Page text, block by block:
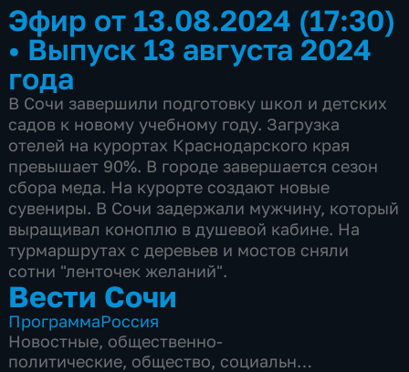
Эфир от 13.08.2024 (17:30)
• Выпуск 13 августа 2024
года
В Сочи завершили подготовку школ и детских
садов к новому учебному году. Загрузка
отелей на курортах Краснодарского края
превышает 90%. В городе завершается сезон
сбора меда. На курорте создают новые
сувениры. В Сочи задержали мужчину, который
выращивал коноплю в душевой кабине. На
турмаршрутах с деревьев и мостов сняли
сотни "ленточек желаний".
Вести Сочи
ПрограммаРоссия
Новостные, общественно-
политические, общество, социально-